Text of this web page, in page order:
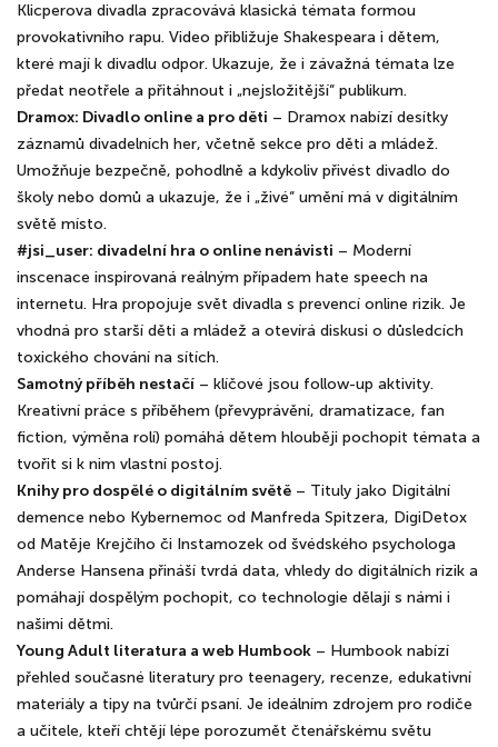
Klicperova divadla zpracovává klasická témata formou
provokativního rapu. Video přibližuje Shakespeara i dětem,
které mají k divadlu odpor. Ukazuje, že i závažná témata lze
předat neotřele a přitáhnout i „nejsložitější“ publikum.
Dramox: Divadlo online a pro děti – Dramox nabízí desítky
záznamů divadelních her, včetně sekce pro děti a mládež.
Umožňuje bezpečně, pohodlně a kdykoliv přivést divadlo do
školy nebo domů a ukazuje, že i „živé“ umění má v digitálním
světě místo.
#jsi_user: divadelní hra o online nenávisti – Moderní
inscenace inspirovaná reálným případem hate speech na
internetu. Hra propojuje svět divadla s prevencí online rizik. Je
vhodná pro starší děti a mládež a otevírá diskusi o důsledcích
toxického chování na sítích.
Samotný příběh nestačí – klíčové jsou follow-up aktivity.
Kreativní práce s příběhem (převyprávění, dramatizace, fan
fiction, výměna rolí) pomáhá dětem hlouběji pochopit témata a
tvořit si k nim vlastní postoj.
Knihy pro dospělé o digitálním světě – Tituly jako Digitální
demence nebo Kybernemoc od Manfreda Spitzera, DigiDetox
od Matěje Krejčího či Instamozek od švédského psychologa
Anderse Hansena přináší tvrdá data, vhledy do digitálních rizik a
pomáhají dospělým pochopit, co technologie dělají s námi i
našimi dětmi.
Young Adult literatura a web Humbook – Humbook nabízí
přehled současné literatury pro teenagery, recenze, edukativní
materiály a tipy na tvůrčí psaní. Je ideálním zdrojem pro rodiče
a učitele, kteří chtějí lépe porozumět čtenářskému světu